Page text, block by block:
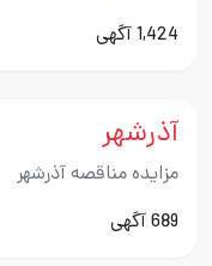
1,424 آگهی
آذرشهر
مزایده مناقصه آذرشهر
689 آگهی